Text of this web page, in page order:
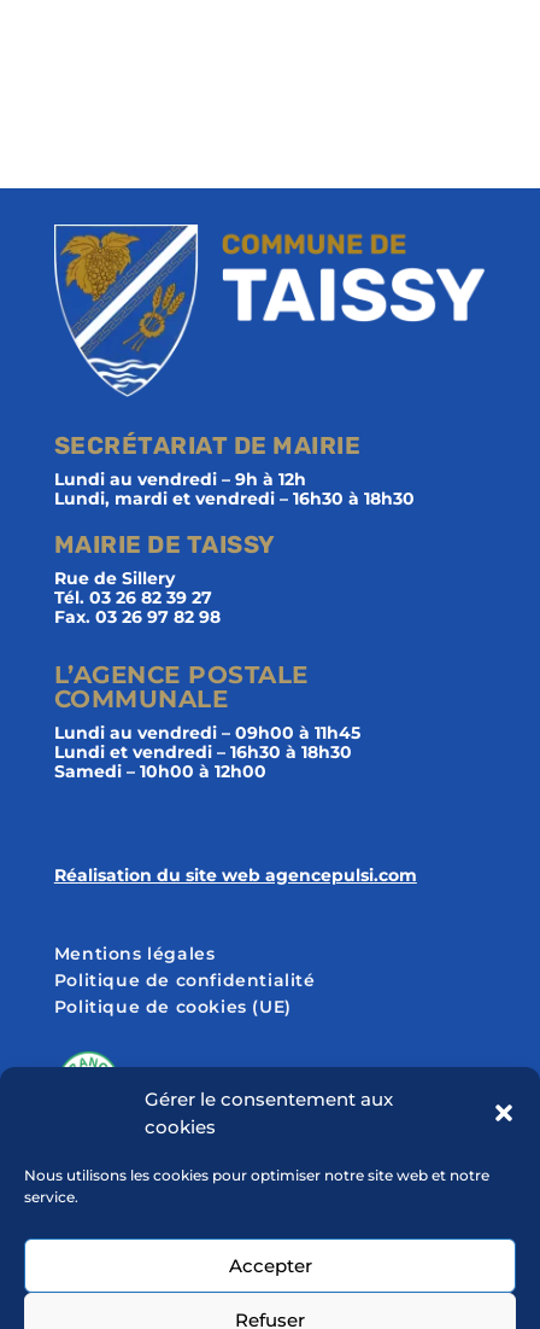
Gérer le consentement aux
cookies
Nous utilisons les cookies pour optimiser notre site web et notre
service.
Accepter
Refuser
SECRÉTARIAT DE MAIRIE
Lundi au vendredi – 9h à 12h
Lundi, mardi et vendredi – 16h30 à 18h30
MAIRIE DE TAISSY
Rue de Sillery
Tél. 03 26 82 39 27
Fax. 03 26 97 82 98
L’AGENCE POSTALE
COMMUNALE
Lundi au vendredi – 09h00 à 11h45
Lundi et vendredi – 16h30 à 18h30
Samedi – 10h00 à 12h00
Réalisation du site web agencepulsi.com
Mentions légales
Politique de confidentialité
Politique de cookies (UE)
SUIVEZ-NOUS SUR